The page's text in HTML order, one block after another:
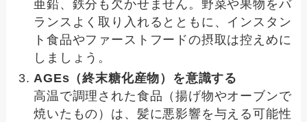
亜鉛、鉄分も欠かせません。野菜や果物をバ
ランスよく取り入れるとともに、インスタン
ト食品やファーストフードの摂取は控えめに
しましょう。
AGEs（終末糖化産物）を意識する
高温で調理された食品（揚げ物やオーブンで
焼いたもの）は、髪に悪影響を与える可能性